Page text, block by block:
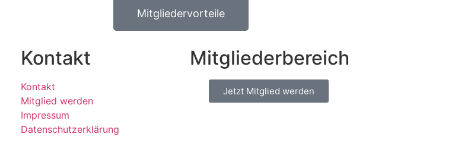
Mitgliedervorteile
Kontakt
Kontakt
Mitglied werden
Impressum
Datenschutzerklärung
Mitgliederbereich
Jetzt Mitglied werden